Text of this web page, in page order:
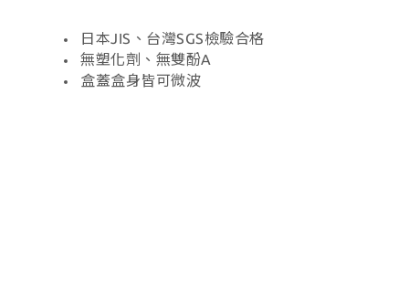
日本JIS、台灣SGS檢驗合格
無塑化劑、無雙酚A
盒蓋盒身皆可微波